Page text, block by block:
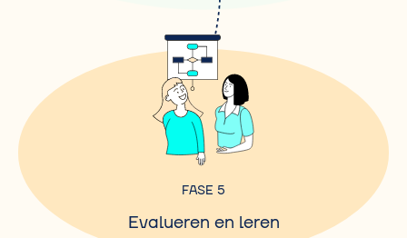
FASE 5
Evalueren en leren